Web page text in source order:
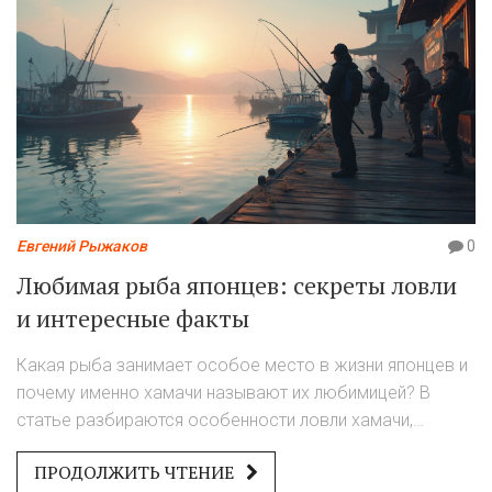
Евгений Рыжаков 0
Любимая рыба японцев: секреты ловли
и интересные факты
Какая рыба занимает особое место в жизни японцев и
почему именно хамачи называют их любимицей? В
статье разбираются особенности ловли хамачи,
интересные факты о её роли в японской культуре и
быту, а также полезные советы для рыболовов. Вы
ПРОДОЛЖИТЬ ЧТЕНИЕ